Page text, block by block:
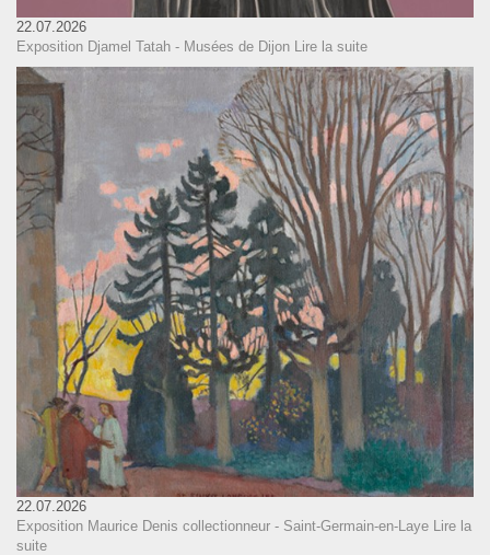
22.07.2026
Exposition Djamel Tatah - Musées de Dijon Lire la suite
22.07.2026
Exposition Maurice Denis collectionneur - Saint-Germain-en-Laye
Lire la
suite